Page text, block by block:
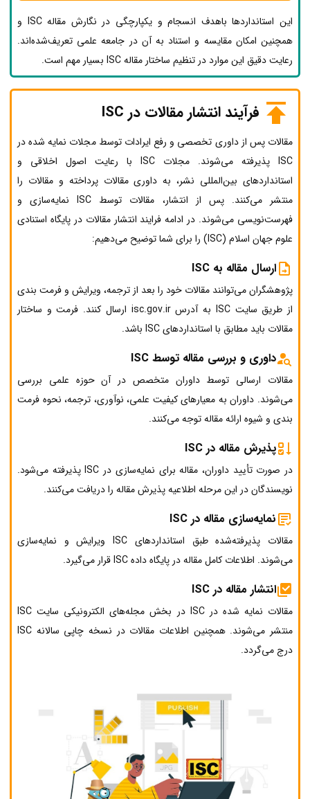
این استانداردها باهدف انسجام و یکپارچگی در نگارش مقاله ISC و
همچنین امکان مقایسه و استناد به آن در جامعه علمی تعریف‌شده‌اند.
رعایت دقیق این موارد در تنظیم ساختار مقاله ISC بسیار مهم است.
فرآیند انتشار مقالات در ISC
مقالات پس از داوری تخصصی و رفع ایرادات توسط مجلات نمایه شده در
ISC پذیرفته می‌شوند. مجلات ISC با رعایت اصول اخلاقی و
استانداردهای بین‌المللی نشر، به داوری مقالات پرداخته و مقالات را
منتشر می‌کنند. پس از انتشار، مقالات توسط ISC نمایه‌سازی و
فهرست‌نویسی می‌شوند. در ادامه فرایند انتشار مقالات در پایگاه استنادی
علوم جهان اسلام (ISC) را برای شما توضیح می‌دهیم:
ارسال مقاله به ISC
پژوهشگران می‌توانند مقالات خود را بعد از ترجمه، ویرایش و فرمت بندی
از طریق سایت ISC به آدرس isc.gov.ir ارسال کنند. فرمت و ساختار
مقالات باید مطابق با استانداردهای ISC باشد.
داوری و بررسی مقاله توسط ISC
مقالات ارسالی توسط داوران متخصص در آن حوزه علمی بررسی
می‌شوند. داوران به معیارهای کیفیت علمی، نوآوری، ترجمه، نحوه فرمت
بندی و شیوه ارائه مقاله توجه می‌کنند.
پذیرش مقاله در ISC
در صورت تأیید داوران، مقاله برای نمایه‌سازی در ISC پذیرفته می‌شود.
نویسندگان در این مرحله اطلاعیه پذیرش مقاله را دریافت می‌کنند.
نمایه‌سازی مقاله در ISC
مقالات پذیرفته‌شده طبق استانداردهای ISC ویرایش و نمایه‌سازی
می‌شوند. اطلاعات کامل مقاله در پایگاه داده ISC قرار می‌گیرد.
انتشار مقاله در ISC
مقالات نمایه شده در ISC در بخش مجله‌های الکترونیکی سایت ISC
منتشر می‌شوند. همچنین اطلاعات مقالات در نسخه چاپی سالانه ISC
درج می‌گردد.